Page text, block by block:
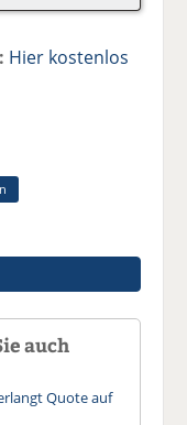
Hier kostenlos
auch
Quote auf